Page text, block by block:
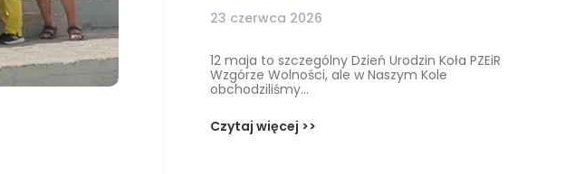
23 czerwca 2026
12 maja to szczególny Dzień Urodzin Koła PZEiR
Wzgórze Wolności, ale w Naszym Kole
obchodziliśmy...
Czytaj więcej >>